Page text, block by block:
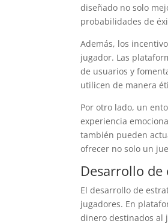
diseñado no solo
probabilidades de
Además, los
jugador. Las
de usuarios y
utilicen de manera
Por otro lado, un
experiencia
también pueden
ofrecer no solo un
Desarrollo de
El desarrollo de
jugadores. En
dinero destinados al